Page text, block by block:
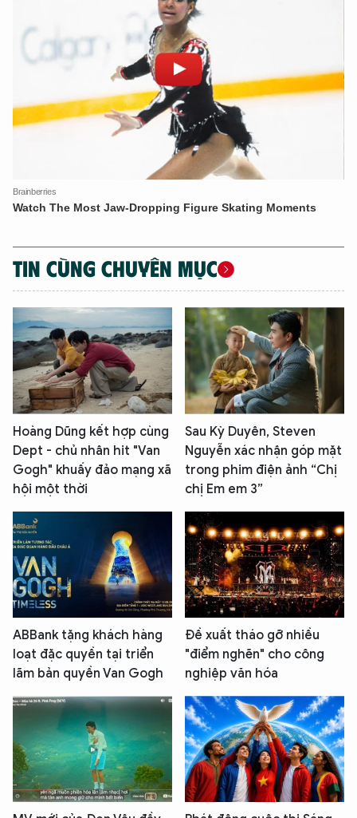
TIN CÙNG CHUYÊN MỤC
Hoàng Dũng kết hợp cùng
Dept - chủ nhân hit "Van
Gogh" khuấy đảo mạng xã
hội một thời
Sau Kỳ Duyên, Steven
Nguyễn xác nhận góp mặt
trong phim điện ảnh “Chị
chị Em em 3”
ABBank tặng khách hàng
loạt đặc quyền tại triển
lãm bản quyền Van Gogh
Đề xuất tháo gỡ nhiều
"điểm nghẽn" cho công
nghiệp văn hóa